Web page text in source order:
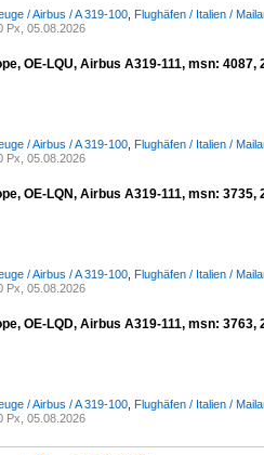
/ Airbus / A 319-100 Flughäfen / Italien /
Px, 05.08.2026
OE-LQU, Airbus A319-111, msn: 4087,
/ Airbus / A 319-100 Flughäfen / Italien /
Px, 05.08.2026
OE-LQN, Airbus A319-111, msn: 3735,
/ Airbus / A 319-100 Flughäfen / Italien /
Px, 05.08.2026
OE-LQD, Airbus A319-111, msn: 3763,
/ Airbus / A 319-100 Flughäfen / Italien /
Px, 05.08.2026